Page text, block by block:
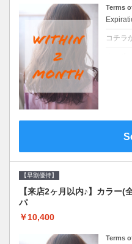
Terms
コチラ
【早割優待】
【来店2ヶ月以内♪】カラー(
パ
￥10,400
Terms